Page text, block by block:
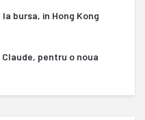
bursa, in Hong Kong
pentru o noua